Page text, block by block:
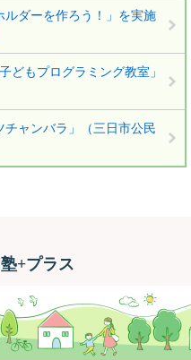
ルダーを作ろう！」を実施
どもプログラミング教室」
ャンバラ」（三日市公民
+プラス